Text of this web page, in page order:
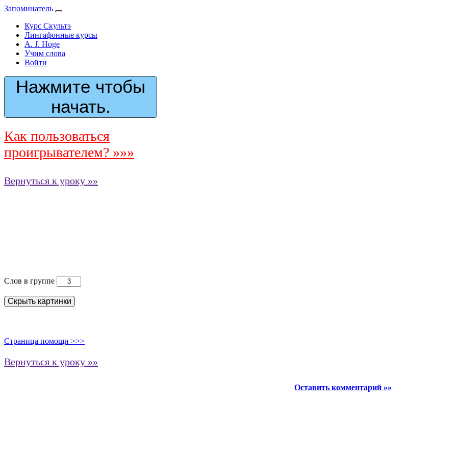
Запоминатель
Курс Скультэ
Лингафонные курсы
A. J. Hoge
Учим слова
Войти
Нажмите чтобы
начать.
Как пользоваться
проигрывателем? »»»
Вернуться к уроку »»
Слов в группе
Скрыть картинки
Страница помощи >>>
Вернуться к уроку »»
Оставить комментарий »»